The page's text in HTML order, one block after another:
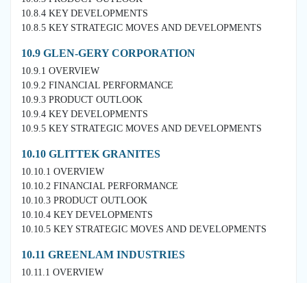
10.8.4 KEY DEVELOPMENTS
10.8.5 KEY STRATEGIC MOVES AND DEVELOPMENTS
10.9 GLEN-GERY CORPORATION
10.9.1 OVERVIEW
10.9.2 FINANCIAL PERFORMANCE
10.9.3 PRODUCT OUTLOOK
10.9.4 KEY DEVELOPMENTS
10.9.5 KEY STRATEGIC MOVES AND DEVELOPMENTS
10.10 GLITTEK GRANITES
10.10.1 OVERVIEW
10.10.2 FINANCIAL PERFORMANCE
10.10.3 PRODUCT OUTLOOK
10.10.4 KEY DEVELOPMENTS
10.10.5 KEY STRATEGIC MOVES AND DEVELOPMENTS
10.11 GREENLAM INDUSTRIES
10.11.1 OVERVIEW